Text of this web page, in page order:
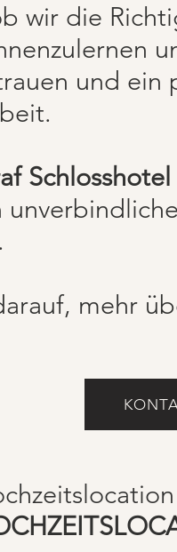
wir die
und ein
mehr